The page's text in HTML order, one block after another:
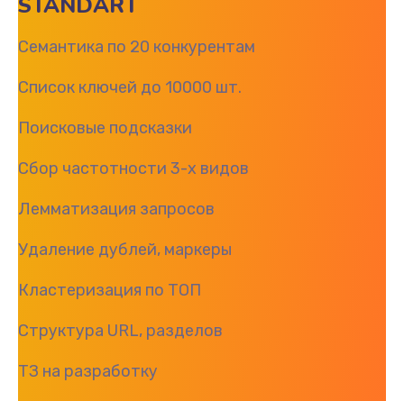
STANDART
Семантика по 20 конкурентам
Список ключей до 10000 шт.
Поисковые подсказки
Сбор частотности 3-х видов
Лемматизация запросов
Удаление дублей, маркеры
Кластеризация по ТОП
Структура URL, разделов
ТЗ на разработку